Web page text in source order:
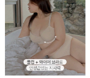
도착보장⚡
인플루언서 pick!
신상 5%